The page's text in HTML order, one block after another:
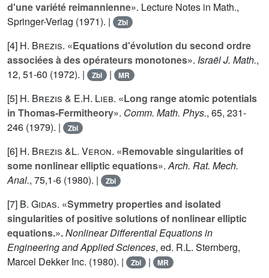
d'une variété reimannienne». Lecture Notes in Math.,
Springer-Verlag (1971). |
Zbl
[4] H. Brezis. «Equations d'évolution du second ordre
associées à des opérateurs monotones». Israël J. Math.,
12, 51-60 (1972). | Zbl | MR
[5] H. Brezis & E.H. Lieb. «Long range atomic potentials
in Thomas-Fermitheory». Comm. Math. Phys., 65, 231-
246 (1979). |
Zbl
[6] H. Brezis &L. Veron. «Removable singularities of
some nonlinear elliptic equations».Arch. Rat. Mech.
Anal., 75,1-6 (1980). | Zbl
[7] B. Gidas. «Symmetry properties and isolated
singularities of positive solutions of nonlinear elliptic
equations.».Nonlinear Differential Equations in
Engineering and Applied Sciences, ed. R.L. Sternberg,
Marcel Dekker Inc. (1980). |
Zbl | MR